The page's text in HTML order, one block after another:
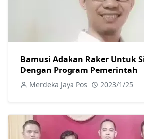
Bamusi Adakan Raker Untuk
Dengan Program Pemerintah
Merdeka Jaya Pos 2023/1/25